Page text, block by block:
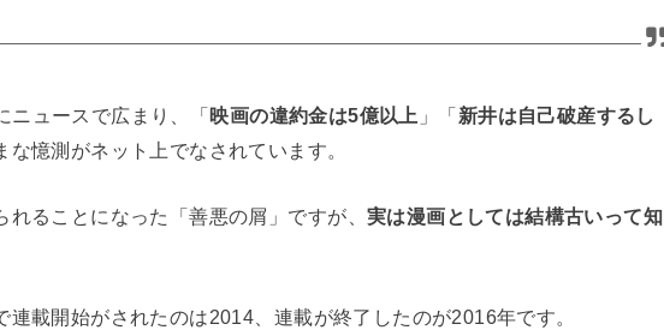
ニュースで広まり、「映画の違約金は5億以上 」「新井は自己破産するし
な憶測がネット上でなされています。
ることになった「善悪の屑」ですが、 実は漫画としては結構古いって知
連載開始がされたのは2014、連載が終了したのが2016年です。